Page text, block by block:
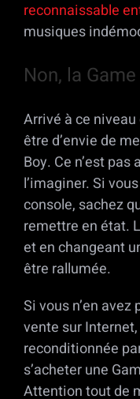
reconnaissable
musiques
Non, la
Arrivé à ce
être d’envie de
Boy. Ce n’est
l’imaginer. Si
console, sachez
remettre en état.
et en changeant
être rallumée.
Si vous n’en
vente sur
reconditionnée
s’acheter une
Attention tout de